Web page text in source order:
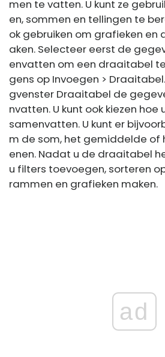
men te vatten. U kunt ze
en, sommen en tellingen te
ok gebruiken om grafieken
aken. Selecteer eerst de
envatten om een ​​draaitabel te
gens op Invoegen >
gvenster Draaitabel de
nvatten. U kunt ook kiezen
samenvatten. U kunt er
m de som, het gemiddelde of
enen. Nadat u de draaitabel
u filters toevoegen, sorteren
rammen en grafieken maken.
ad